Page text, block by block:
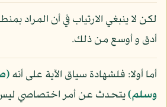
لكن لا ينبغي الارتياب في أن المراد
أدق و أوسع من ذلك.
أما أولا: فلشهادة سياق الآية على أنه
وسلم)يتحدث عن أمر اختصاصي